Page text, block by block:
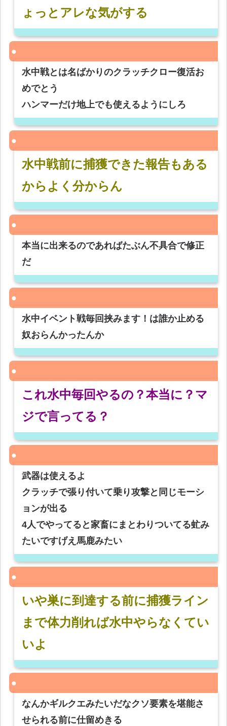
ょっとアレな気がする
水中戦とは名ばかりのクラッチクロー復活お
めでとう
ハンマーだけ地上でも使えるようにしろ
水中戦前に捕獲できた報告もある
からよく分からん
本当に出来るのであればたぶん不具合で修正
だ
水中イベント戦毎回挟みます！は誰か止める
奴おらんかったんか
これ水中毎回やるの？本当に？マ
ジで言ってる？
武器は使えるよ
クラッチで張り付いて乗り攻撃と同じモーシ
ョンが出る
4人でやってると家畜にまとわりついてる虻み
たいですげえ馬鹿みたい
いや巣に到達する前に捕獲ライン
まで体力削れば水中やらなくてい
いよ
なんかギルクエみたいだなクソ要素を堪能さ
せられる前に仕留めきる